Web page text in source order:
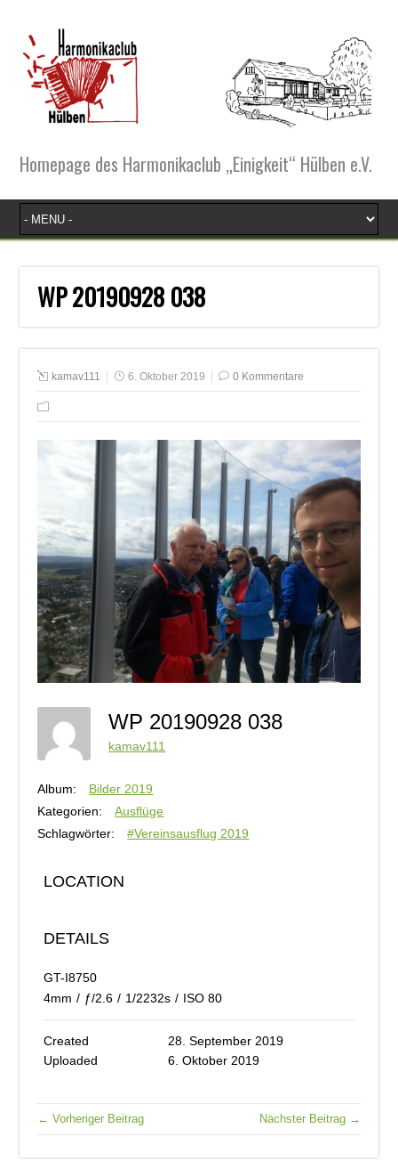
Homepage des Harmonikaclub „Einigkeit“ Hülben e.V.
WP 20190928 038
kamav111 6. Oktober 2019 0 Kommentare
WP 20190928 038
kamav111
Album:
Bilder 2019
Kategorien:
Ausflüge
Schlagwörter:
#Vereinsausflug 2019
LOCATION
DETAILS
GT-I8750
4mm / ƒ/2.6 / 1/2232s / ISO 80
Created
28. September 2019
Uploaded
6. Oktober 2019
← Vorheriger Beitrag Nächster Beitrag →